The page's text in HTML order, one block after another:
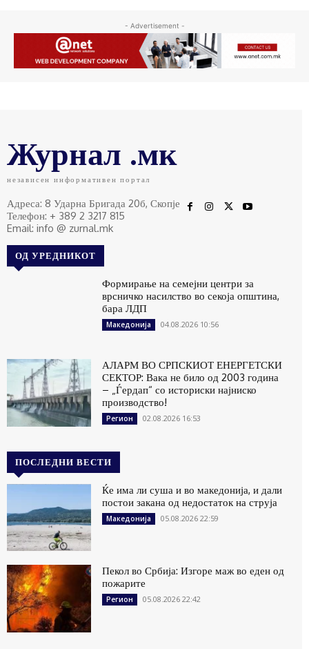
- Advertisement -
Журнал .мк
независен информативен портал
Адреса: 8 Ударна Бригада 20б, Скопје
Телефон: + 389 2 3217 815
Email: info @ zurnal.mk
ОД УРЕДНИКОТ
Формирање на семејни центри за
врсничко насилство во секоја општина,
бара ЛДП
Македонија 04.08.2026 10:56
АЛАРМ ВО СРПСКИОТ ЕНЕРГЕТСКИ
СЕКТОР: Вака не било од 2003 година
– „Ѓердап“ со историски најниско
производство!
Регион 02.08.2026 16:53
ПОСЛЕДНИ ВЕСТИ
Ќе има ли суша и во македонија, и дали
постои закана од недостаток на струја
Македонија 05.08.2026 22:59
Пекол во Србија: Изгоре маж во еден од
пожарите
Регион 05.08.2026 22:42